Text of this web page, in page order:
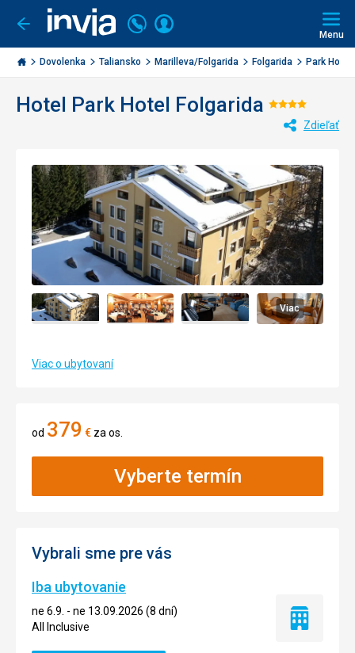
Ísť
späť
Invia.sk
Volajte
+421
2
3221
Prihlásiť
Menu
Dovolenka Taliansko Marilleva/Folgarida Folgarida Park Hotel
Hotel Park Hotel Folgarida
4/5
Zdieľať
Viac
Viac o ubytovaní
od 379 € za os.
Vyberte termín
Vybrali sme pre vás
Iba ubytovanie
ne 6.9. - ne 13.09.2026 (8 dní)
All Inclusive
Iba